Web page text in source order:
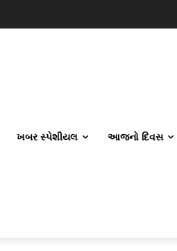
ખબર સ્પેશીયલ આજનો દિવસ